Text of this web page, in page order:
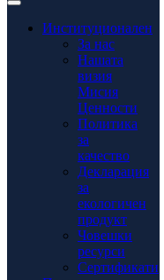
Институционален
За нас
Нашата
визия
Мисия
Ценности
Политика
за
качество
Декларация
за
екологичен
продукт
Човешки
ресурси
Сертификати